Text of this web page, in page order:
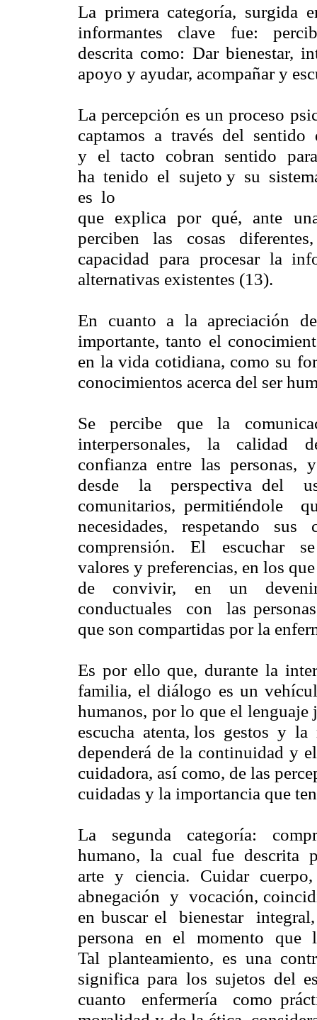
La primera categoría, surgida
informantes clave fue:
descrita como: Dar bienestar,
apoyo y ayudar, acompañar y
La percepción es un proceso
captamos a través del
y el tacto cobran sentido
ha tenido el sujeto y su
es lo
que explica por qué, ante
perciben las cosas
capacidad para procesar la
alternativas existentes (13).
En cuanto a la apreciación
importante, tanto el
en la vida cotidiana, como su
conocimientos acerca del ser
Se percibe que la
interpersonales, la calidad
confianza entre las personas,
desde la perspectiva del
comunitarios, permitiéndole
necesidades, respetando
comprensión. El escuchar
valores y preferencias, en los
de convivir, en un
conductuales con las
que son compartidas por la
Es por ello que, durante la
familia, el diálogo es un
humanos, por lo que el
escucha atenta, los gestos y
dependerá de la continuidad y
cuidadora, así como, de las
cuidadas y la importancia que
La segunda categoría:
humano, la cual fue descrita
arte y ciencia. Cuidar
abnegación y vocación,
en buscar el bienestar
persona en el momento que
Tal planteamiento, es una
significa para los sujetos del
cuanto enfermería como